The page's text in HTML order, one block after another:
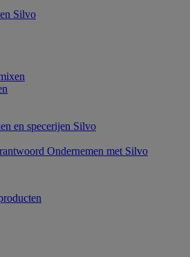
Silvo
en specerijen Silvo
Ondernemen met Silvo